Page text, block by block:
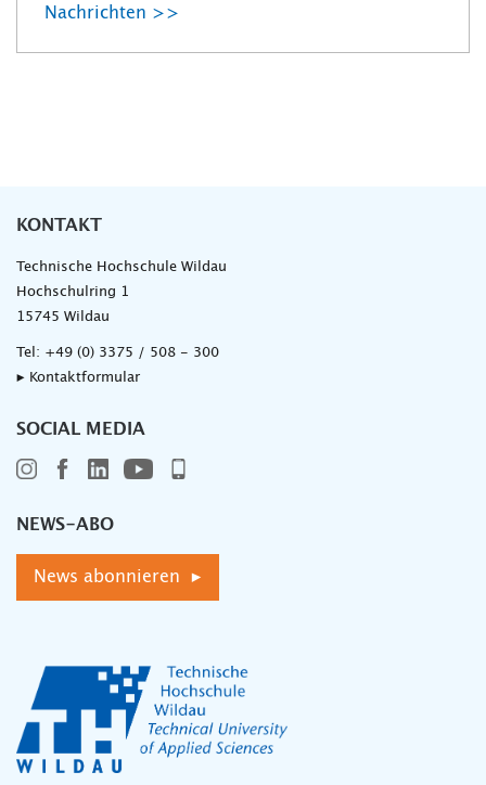
Nachrichten >>
KONTAKT
Technische Hochschule Wildau
Hochschulring 1
15745 Wildau
Tel: +49 (0) 3375 / 508 - 300
▸ Kontaktformular
SOCIAL MEDIA
NEWS-ABO
News abonnieren ▸